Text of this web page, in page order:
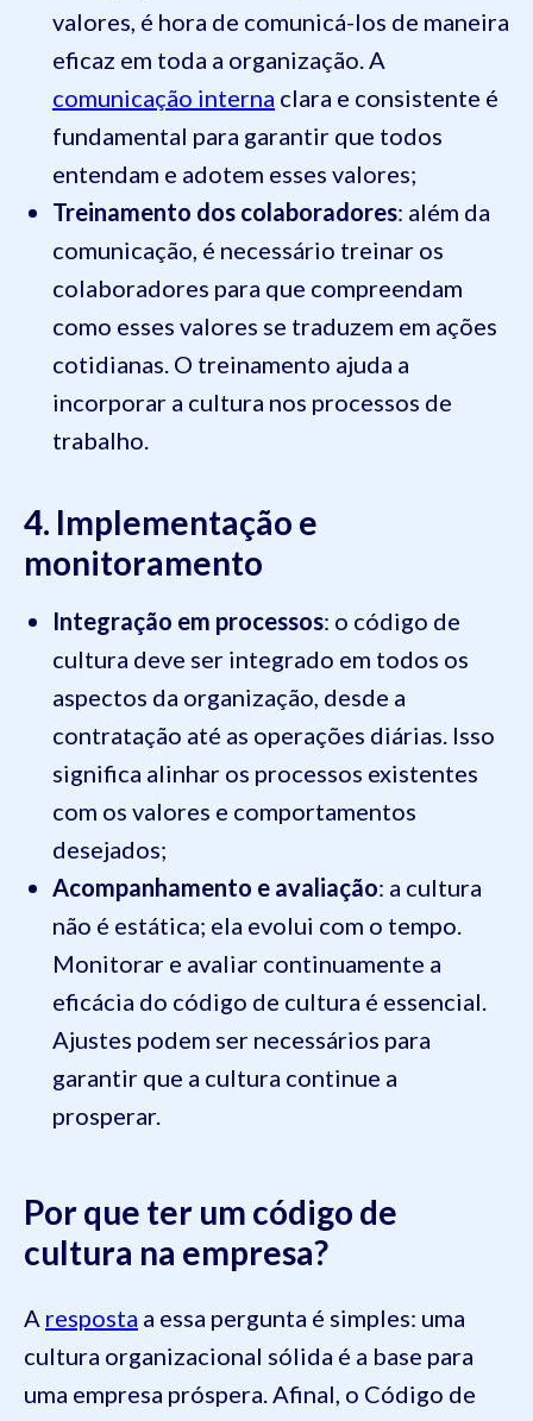
valores, é hora de comunicá-los de maneira
eficaz em toda a organização. A
comunicação interna clara e consistente é
fundamental para garantir que todos
entendam e adotem esses valores;
Treinamento dos colaboradores: além da
comunicação, é necessário treinar os
colaboradores para que compreendam
como esses valores se traduzem em ações
cotidianas. O treinamento ajuda a
incorporar a cultura nos processos de
trabalho.
4. Implementação e
monitoramento
Integração em processos: o código de
cultura deve ser integrado em todos os
aspectos da organização, desde a
contratação até as operações diárias. Isso
significa alinhar os processos existentes
com os valores e comportamentos
desejados;
Acompanhamento e avaliação: a cultura
não é estática; ela evolui com o tempo.
Monitorar e avaliar continuamente a
eficácia do código de cultura é essencial.
Ajustes podem ser necessários para
garantir que a cultura continue a
prosperar.
Por que ter um código de
cultura na empresa?
A resposta a essa pergunta é simples: uma
cultura organizacional sólida é a base para
uma empresa próspera. Afinal, o Código de